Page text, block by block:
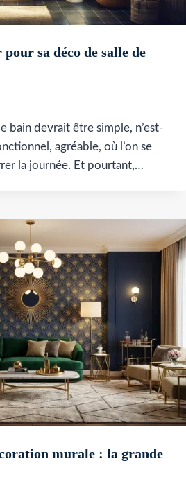
sa déco de salle de
bain devrait être simple, n’est-
agréable, où l’on se
la journée. Et pourtant,…
murale : la grande